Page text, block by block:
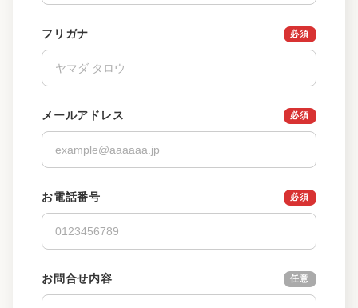
フリガナ
メールアドレス
お電話番号
お問合せ内容